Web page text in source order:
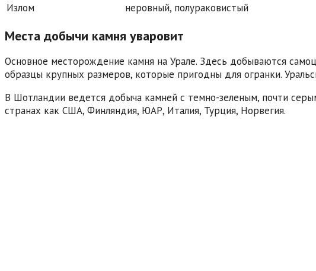
Излом
неровный, полураковистый
Места добычи камня уваровит
Основное месторождение камня на Урале. Здесь добываются
образцы крупных размеров, которые пригодны для огранки.
В Шотландии ведется добыча камней с темно-зеленым, почти
странах как США, Финляндия, ЮАР, Италия, Турция, Норвегия.